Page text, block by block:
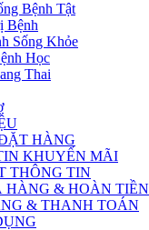
Bệnh Tật
Bệnh
Sống Khỏe
Học
Thai
HÀNG
KHUYẾN MÃI
THÔNG TIN
HÀNG & HOÀN TIỀN
& THANH TOÁN